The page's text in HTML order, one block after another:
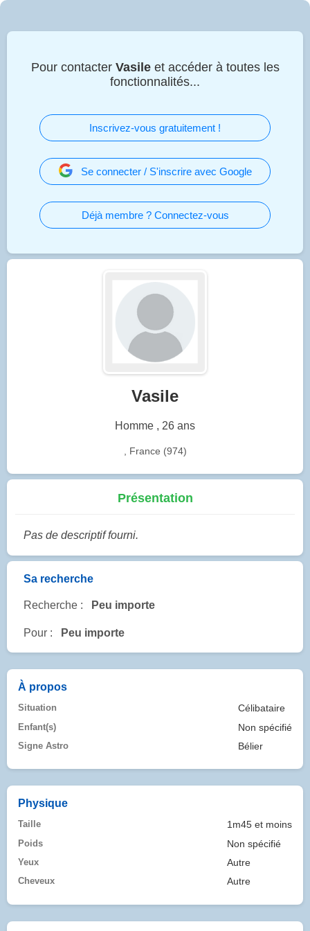
Pour contacter Vasileet accéder à toutes les
fonctionnalités...
Inscrivez-vous gratuitement !
Se connecter / S'inscrire avec Google
Déjà membre ? Connectez-vous
Vasile
Homme , 26 ans
, France (974)
Présentation
Pas de descriptif fourni.
Sa recherche
Recherche : Peu importe
Pour : Peu importe
À propos
Situation Célibataire
Enfant(s) Non spécifié
Signe Astro Bélier
Physique
Taille 1m45 et moins
Poids Non spécifié
Yeux Autre
Cheveux Autre